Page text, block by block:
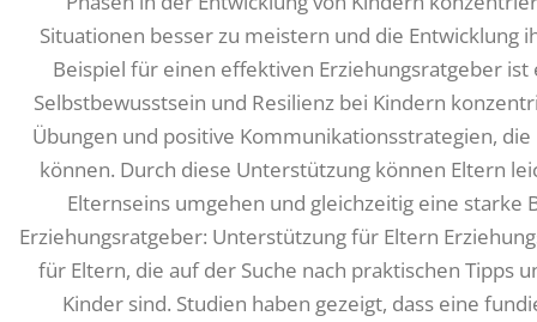
Situationen besser zu meistern und die Entwicklung
Beispiel für einen effektiven Erziehungsratgeber
Selbstbewusstsein und Resilienz bei Kindern
Übungen und positive Kommunikationsstrategien,
können. Durch diese Unterstützung können Eltern
Elternseins umgehen und gleichzeitig eine starke
Erziehungsratgeber: Unterstützung für Eltern
für Eltern, die auf der Suche nach praktischen Tipps
Kinder sind. Studien haben gezeigt, dass eine